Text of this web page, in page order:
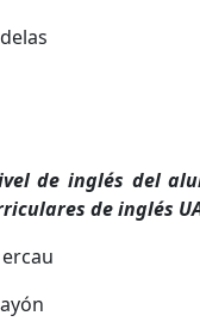
de inglés del
de inglés